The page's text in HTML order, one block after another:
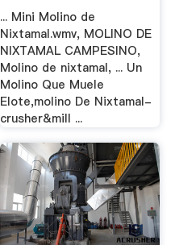
... Mini Molino de
Nixtamal.wmv, MOLINO DE
NIXTAMAL CAMPESINO,
Molino de nixtamal, ... Un
Molino Que Muele
Elote,molino De Nixtamal-
crusher&mill ...